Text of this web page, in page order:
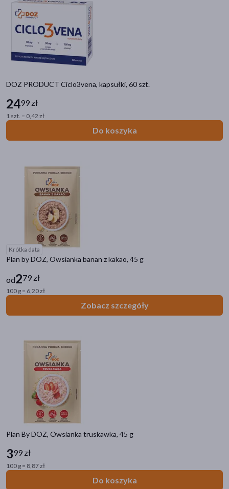
DOZ PRODUCT Ciclo3vena, kapsułki, 60 szt.
2499 zł
1 szt. = 0,42 zł
Do koszyka
Krótka data
Plan by DOZ, Owsianka banan z kakao, 45 g
od279 zł
100 g = 6,20 zł
Zobacz szczegóły
Plan By DOZ, Owsianka truskawka, 45 g
399 zł
100 g = 8,87 zł
Do koszyka